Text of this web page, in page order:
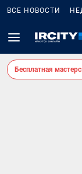
ВСЕ НОВОСТИ
Бесплатная